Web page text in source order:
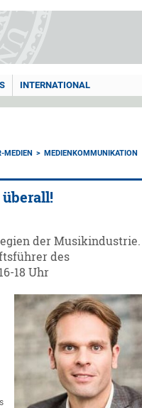
INTERNATIONAL
MEDIEN
MEDIENKOMMUNIKATION
der Musikindustrie.
des
18 Uhr